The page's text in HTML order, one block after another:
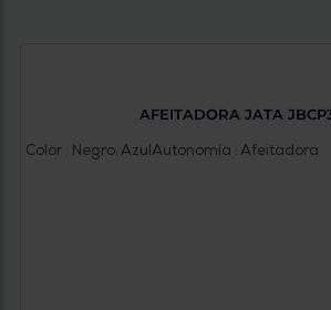
AFEITADORA JATA
Color : Negro, AzulAutonomía : Afeitadora